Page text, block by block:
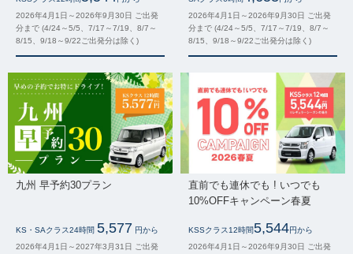
2026年4月1日～2026年9月30日 ご出発
分まで (4/24～5/5、7/17～7/19、8/7～
8/15、9/18～9/22ご出発分は除く)
2026年4月1日～2026年9月30日 ご出発
分まで (4/24～5/5、7/17～7/19、8/7～
8/15、9/18～9/22ご出発分は除く)
九州 早予約30プラン
KS・SAクラス24時間 5,577 円から
2026年4月1日～2027年3月31日 ご出発
直前でも連休でも ! いつでも
10%OFFキャンペーン春夏
KSSクラス12時間5,544円から
2026年4月1日～2026年9月30日 ご出発